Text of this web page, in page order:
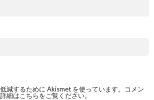
減するために Akismet を使っています。
コメン
細はこちらをご覧ください。